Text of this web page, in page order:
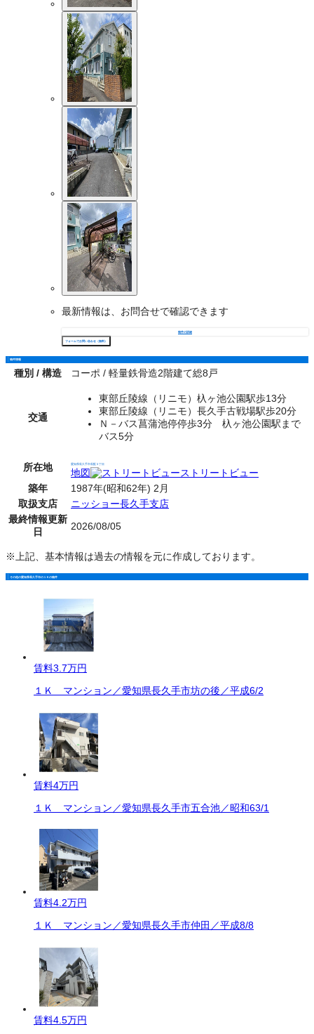
最新情報は、お問合せで確認できます
物件の詳細
フォームでお問い合わせ（無料）
物件情報
種別 / 構造 コーポ / 軽量鉄骨造2階建て総8戸
交通
東部丘陵線（リニモ）杁ヶ池公園駅歩13分
東部丘陵線（リニモ）長久手古戦場駅歩20分
Ｎ－バス菖蒲池停停歩3分 杁ヶ池公園駅まで
バス5分
所在地 愛知県長久手市長配３丁目
地図
ストリートビュー
築年
1987年(昭和62年) 2月
取扱支店
ニッショー長久手支店
最終情報更新
日
2026/08/05
※上記、基本情報は過去の情報を元に作成しております。
その他の愛知県長久手市の１Ｋの物件
賃料3.7万円
１Ｋ マンション／愛知県長久手市坊の後／平成6/2
賃料4万円
１Ｋ マンション／愛知県長久手市五合池／昭和63/1
賃料4.2万円
１Ｋ マンション／愛知県長久手市仲田／平成8/8
賃料4.5万円